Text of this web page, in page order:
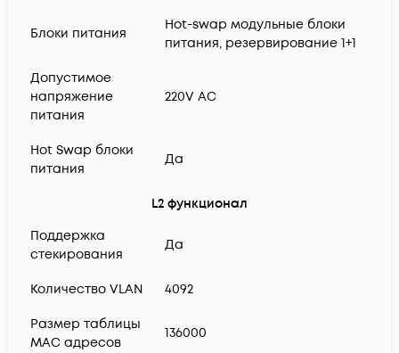
Блоки питания
Hot-swap модульные блоки
питания, резервирование 1+1
Допустимое
напряжение
питания
220V AC
Hot Swap блоки
питания
Да
L2 функционал
Поддержка
стекирования
Да
Количество VLAN 4092
Размер таблицы
MAC адресов
136000